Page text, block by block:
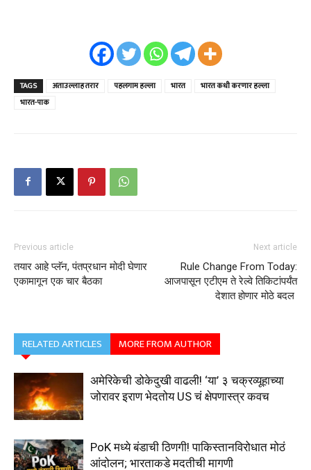
TAGS अताउल्लाह तरार पहलगाम हल्ला भारत
भारत कधी करणार हल्ला
भारत-पाक
Previous article
तयार आहे प्लॅन, पंतप्रधान मोदी घेणार
एकामागून एक चार बैठका
Next article
Rule Change From Today:
आजपासून एटीएम ते रेल्वे तिकिटांपर्यंत
देशात होणार मोठे बदल
RELATED ARTICLES MORE FROM AUTHOR
अमेरिकेची डोकेदुखी वाढली! ‘या’ ३ चक्रव्यूहाच्या
जोरावर इराण भेदतोय US चं क्षेपणास्त्र कवच
PoK मध्ये बंडाची ठिणगी! पाकिस्तानविरोधात मोठं
आंदोलन; भारताकडे मदतीची मागणी